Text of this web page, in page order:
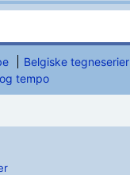
Belgiske tegneserier
tempo